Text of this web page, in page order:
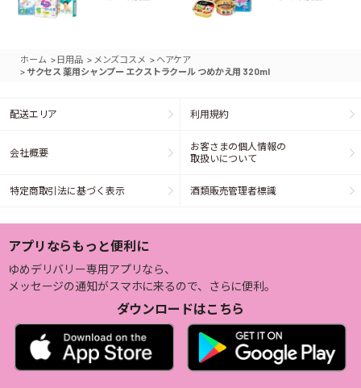
ホーム > 日用品 > メンズコスメ > ヘアケア
> サクセス 薬用シャンプー エクストラクール つめかえ用 320ml
配送エリア 利用規約
会社概要
お客さまの個人情報の
取扱いについて
特定商取引法に基づく表示 酒類販売管理者標識
アプリならもっと便利に
ゆめデリバリー専用アプリなら、
メッセージの通知がスマホに来るので、さらに便利。
ダウンロードはこちら